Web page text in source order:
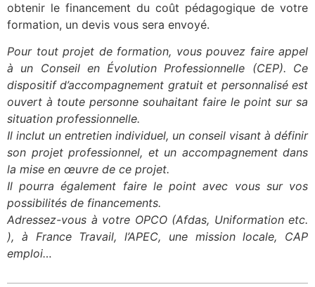
obtenir le financement du coût pédagogique de votre
formation, un devis vous sera envoyé.
Pour tout projet de formation, vous pouvez faire appel
à un Conseil en Évolution Professionnelle (CEP). Ce
dispositif d’accompagnement gratuit et personnalisé est
ouvert à toute personne souhaitant faire le point sur sa
situation professionnelle.
Il inclut un entretien individuel, un conseil visant à définir
son projet professionnel, et un accompagnement dans
la mise en œuvre de ce projet.
Il pourra également faire le point avec vous sur vos
possibilités de financements.
Adressez-vous à votre OPCO (Afdas, Uniformation etc.
), à France Travail, l’APEC, une mission locale, CAP
emploi…